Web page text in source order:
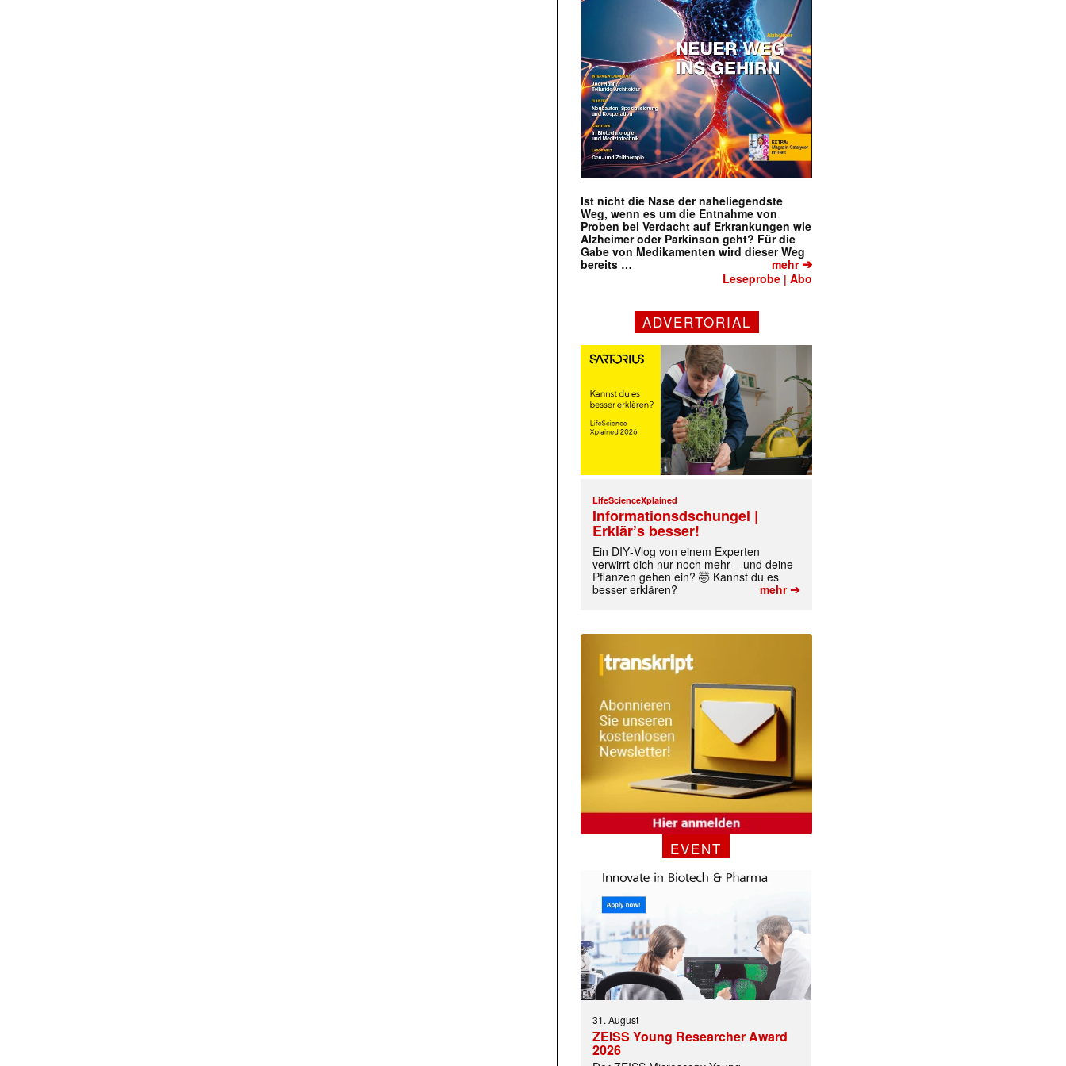
Ist nicht die Nase der naheliegendste
Weg, wenn es um die Entnahme von
Proben bei Verdacht auf Erkrankungen wie
Alzheimer oder Parkinson geht? Für die
Gabe von Medikamenten wird dieser Weg
bereits …
mehr➔
Leseprobe |Abo
ADVERTORIAL
LifeScienceXplained
Informationsdschungel |
Erklär’s besser!
Ein DIY‑Vlog von einem Experten
verwirrt dich nur noch mehr – und deine
Pflanzen gehen ein? 🤯 Kannst du es
besser erklären?
mehr➔
EVENT
31. August
ZEISS Young Researcher Award
2026